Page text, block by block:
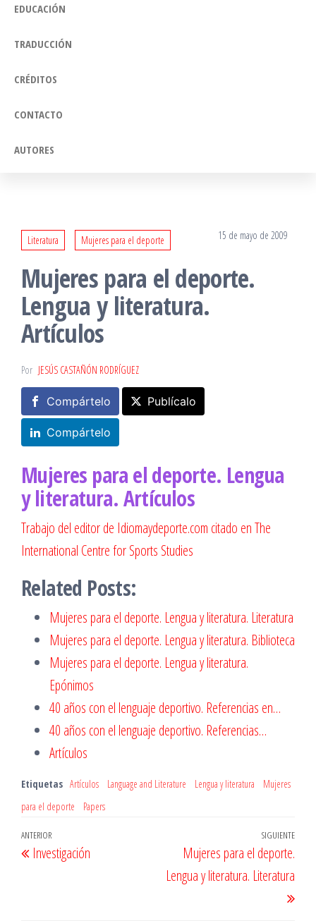
EDUCACIÓN
TRADUCCIÓN
CRÉDITOS
CONTACTO
AUTORES
Literatura Mujeres para el deporte 15 de mayo de 2009
Mujeres para el deporte.
Lengua y literatura.
Artículos
Por JESÚS CASTAÑÓN RODRÍGUEZ
Compártelo Publícalo
Compártelo
Mujeres para el deporte. Lengua
y literatura. Artículos
Trabajo del editor de Idiomaydeporte.com citado en The
International Centre for Sports Studies
Related Posts:
Mujeres para el deporte. Lengua y literatura. Literatura
Mujeres para el deporte. Lengua y literatura. Biblioteca
Mujeres para el deporte. Lengua y literatura.
Epónimos
40 años con el lenguaje deportivo. Referencias en…
40 años con el lenguaje deportivo. Referencias…
Artículos
Etiquetas Artículos Language and Literature Lengua y literatura
Mujeres
para el deporte
Papers
Navegación
de
Entrada
anterior
ANTERIOR
Investigación
SIGUIENTE
Mujeres para el deporte.
Lengua y literatura. Literatura